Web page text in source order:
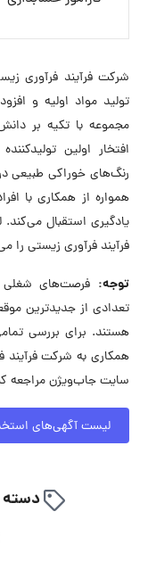
تولید مواد اولیه و
مجموعه با تکیه بر
افتخار اولین
رنگ‌های خوراکی طبیعی
همواره از همکاری با
یادگیری استقبال
فرآیند فرآوری زیستی را
توجه: فرصت‌های شغلی
تعدادی از جدیدترین
هستند. برای بررسی
همکاری به شرکت
سایت جاب‌ویژن مراجعه
لیست آگهی‌های
دسته